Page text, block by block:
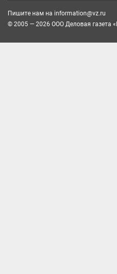
Пишите нам на information@vz.ru
© 2005 — 2026 ООО Деловая газета